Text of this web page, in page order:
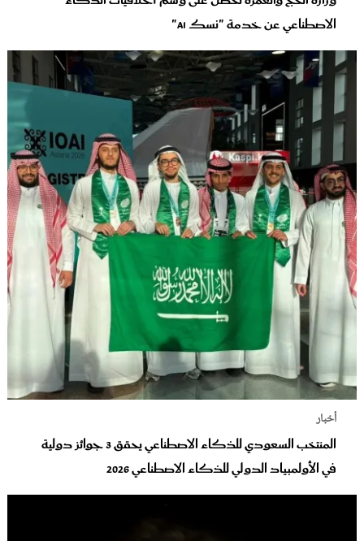
الاصطناعي عن خدمة "نسك AI"
أخبار
المنتخب السعودي للذكاء الاصطناعي يحقق 3 جوائز دولية
في الأولمبياد الدولي للذكاء الاصطناعي 2026